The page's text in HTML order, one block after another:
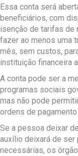
Essa conta será
beneficiários, com
isenção de tarifas de
fazer ao menos uma
mês, sem custos,
instituição financeira
A conta pode ser a
programas sociais
mas não pode
ordens de
Se a pessoa deixar
auxílio deixará de
necessárias, os